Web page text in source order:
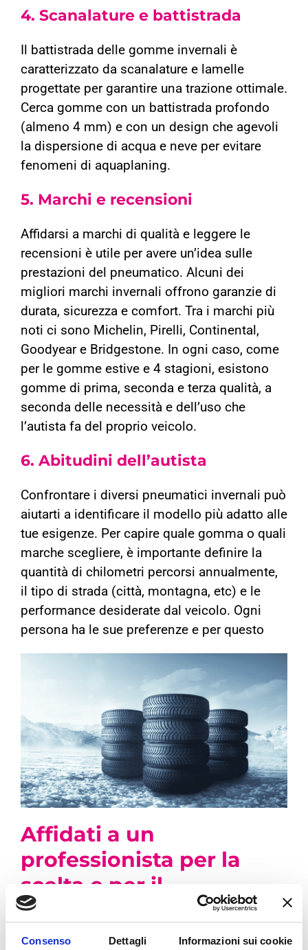
Consenso Dettagli Informazioni sui cookie
4. Scanalature e battistrada
Il battistrada delle gomme invernali è
caratterizzato da scanalature e lamelle
progettate per garantire una trazione ottimale.
Cerca gomme con un battistrada profondo
(almeno 4 mm) e con un design che agevoli
la dispersione di acqua e neve per evitare
fenomeni di aquaplaning.
5. Marchi e recensioni
Affidarsi a marchi di qualità e leggere le
recensioni è utile per avere un’idea sulle
prestazioni del pneumatico. Alcuni dei
migliori marchi invernali offrono garanzie di
durata, sicurezza e comfort. Tra i marchi più
noti ci sono Michelin, Pirelli, Continental,
Goodyear e Bridgestone. In ogni caso, come
per le gomme estive e 4 stagioni, esistono
gomme di prima, seconda e terza qualità, a
seconda delle necessità e dell’uso che
l’autista fa del proprio veicolo.
6. Abitudini dell’autista
Confrontare i diversi pneumatici invernali può
aiutarti a identificare il modello più adatto alle
tue esigenze. Per capire quale gomma o quali
marche scegliere, è importante definire la
quantità di chilometri percorsi annualmente,
il tipo di strada (città, montagna, etc) e le
performance desiderate dal veicolo. Ogni
persona ha le sue preferenze e per questo
Affidati a un
professionista per la
scelta e per il
montaggio delle
gomme invernali